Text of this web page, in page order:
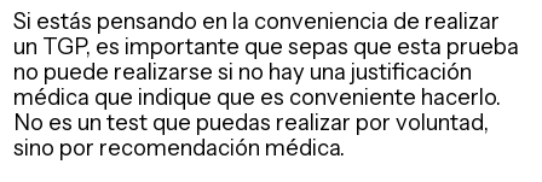
Si estás pensando en la conveniencia de realizar
un TGP, es importante que sepas que esta prueba
no puede realizarse si no hay una justificación
médica que indique que es conveniente hacerlo.
No es un test que puedas realizar por voluntad,
sino por recomendación médica.